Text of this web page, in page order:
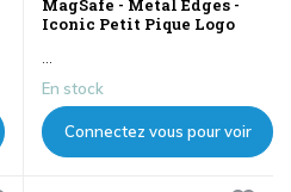
MagSafe - Metal Edges -
Iconic Petit Pique Logo
En stock
Connectez vous pour voir